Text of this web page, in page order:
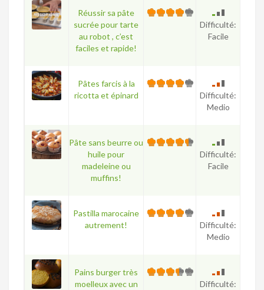
Réussir sa pâte
sucrée pour tarte
au robot , c’est
faciles et rapide!
Difficulté:
Facile
Pâtes farcis à la
ricotta et épinard
Difficulté:
Medio
Pâte sans beurre ou
huile pour
madeleine ou
muffins!
Difficulté:
Facile
Pastilla marocaine
autrement!
Difficulté:
Medio
Pains burger très
moelleux avec un
Difficulté: